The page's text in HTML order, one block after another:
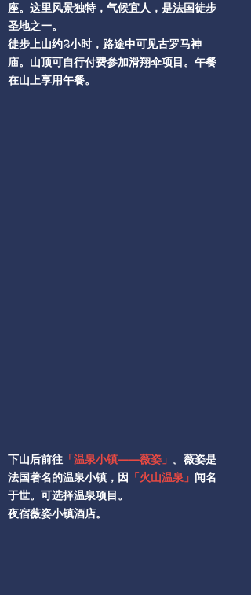
座。这里风景独特，气候宜人，是法国徒步
圣地之一。
徒步上山约2小时，路途中可见古罗马神
庙。山顶可自行付费参加滑翔伞项目。午餐
在山上享用午餐。
下山后前往 「温泉小镇——薇姿」 。薇姿是
法国著名的温泉小镇，因 「火山温泉」 闻名
于世。可选择温泉项目。
夜宿薇姿小镇酒店。